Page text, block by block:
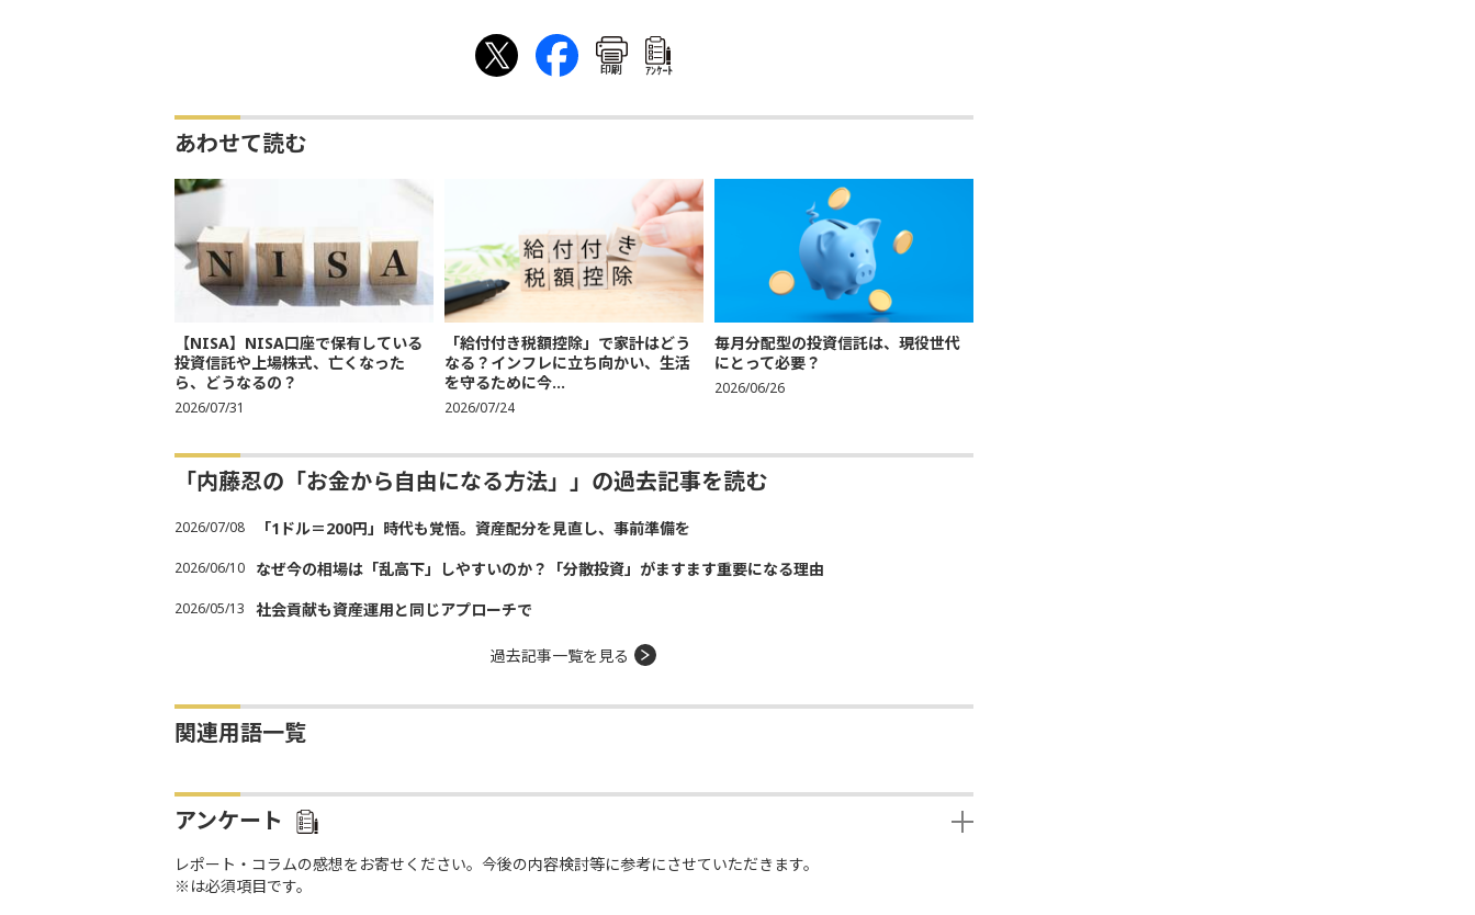
印刷 ｱﾝｹｰﾄ
あわせて読む
【NISA】NISA口座で保有している
投資信託や上場株式、亡くなった
ら、どうなるの？
2026/07/31
「給付付き税額控除」で家計はどう
なる？インフレに立ち向かい、生活
を守るために今...
2026/07/24
毎月分配型の投資信託は、現役世代
にとって必要？
2026/06/26
「内藤忍の「お金から自由になる方法」」の過去記事を読む
2026/07/08 「1ドル＝200円」時代も覚悟。資産配分を見直し、事前準備を
2026/06/10 なぜ今の相場は「乱高下」しやすいのか？「分散投資」がますます重要になる理由
2026/05/13 社会貢献も資産運用と同じアプローチで
過去記事一覧を見る
関連用語一覧
アンケート
レポート・コラムの感想をお寄せください。今後の内容検討等に参考にさせていただきます。
※は必須項目です。